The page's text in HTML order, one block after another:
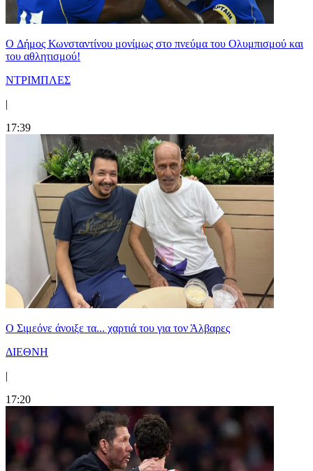
O Δήμος Κωνσταντίνου μονίμως στο πνεύμα του Ολυμπισμού και
του αθλητισμού!
ΝΤΡΙΜΠΛΕΣ
|
17:39
Ο Σιμεόνε άνοιξε τα... χαρτιά του για τον Άλβαρες
ΔΙΕΘΝΗ
|
17:20